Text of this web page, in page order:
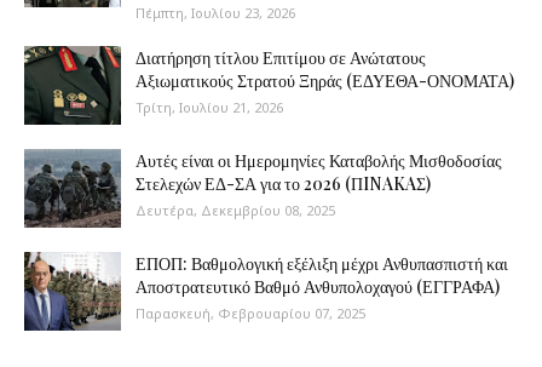
Πέμπτη, Ιουλίου 23, 2026
Διατήρηση τίτλου Επιτίμου σε Ανώτατους
Αξιωματικούς Στρατού Ξηράς (ΕΔΥΕΘΑ-ΟΝΟΜΑΤΑ)
Τρίτη, Ιουλίου 21, 2026
Αυτές είναι οι Ημερομηνίες Καταβολής Μισθοδοσίας
Στελεχών ΕΔ-ΣΑ για το 2026 (ΠINAKAΣ)
Δευτέρα, Δεκεμβρίου 08, 2025
ΕΠΟΠ: Βαθμολογική εξέλιξη μέχρι Ανθυπασπιστή και
Αποστρατευτικό Βαθμό Ανθυπολοχαγού (ΕΓΓΡΑΦΑ)
Παρασκευή, Φεβρουαρίου 07, 2025